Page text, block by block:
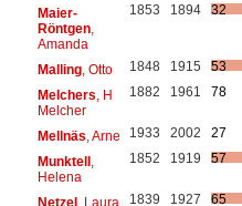
Maier-
Röntgen,
Amanda
1853 1894 32
Malling, Otto 1848 1915
53
Melchers , H
Melcher
1882 1961 78
Mellnäs , Arne 1933 2002
27
Munktell,
Helena
1852 1919 57
Netzel, Laura 1839 1927
65